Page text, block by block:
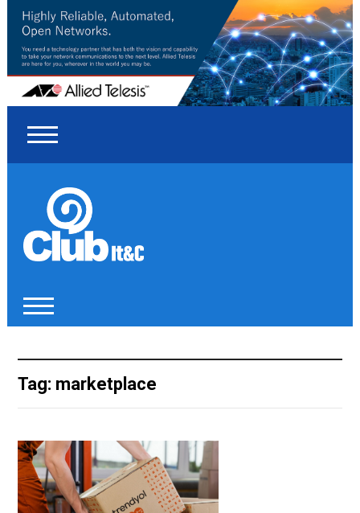
Tag: marketplace